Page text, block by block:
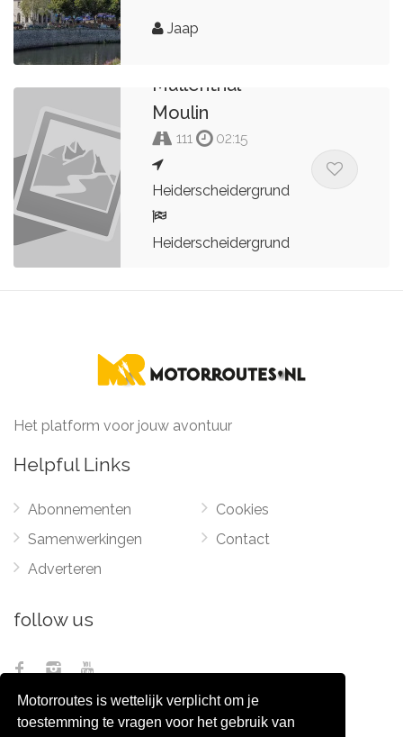
Motorroutes is wettelijk verplicht om je
toestemming te vragen voor het gebruik van
Jaap
Mullenthal
Moulin
111 02:15
Heiderscheidergrund
Heiderscheidergrund
Het platform voor jouw avontuur
Helpful Links
Abonnementen
Samenwerkingen
Adverteren
Cookies
Contact
follow us